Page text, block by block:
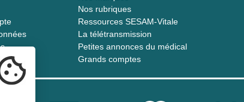
Nos rubriques
Ressources SESAM-Vitale
La télétransmission
Petites annonces du médical
Grands comptes